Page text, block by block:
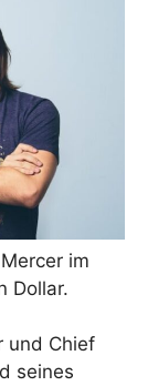
im
Dollar.
und Chief
seines